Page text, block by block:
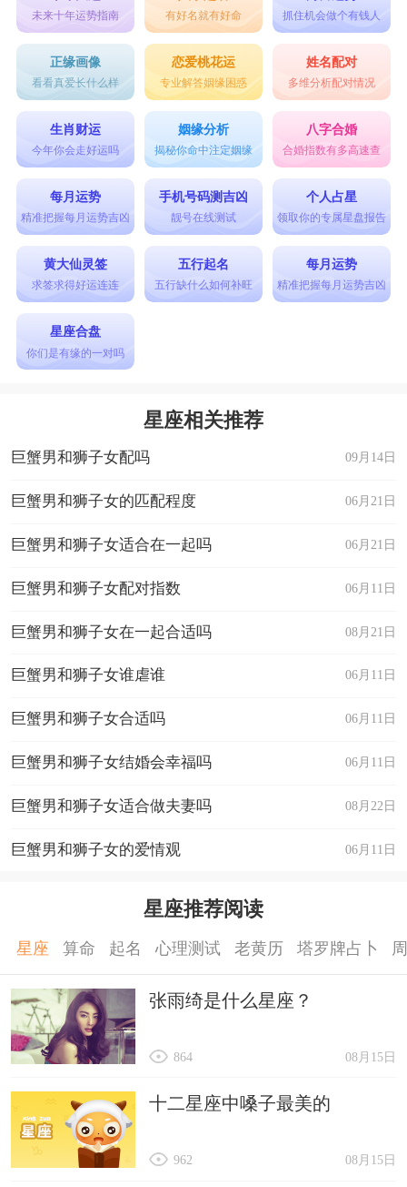
未来十年运势指南 有好名就有好命 抓住机会做个有钱人
正缘画像
看看真爱长什么样
恋爱桃花运
专业解答姻缘困惑
姓名配对
多维分析配对情况
生肖财运
今年你会走好运吗
姻缘分析
揭秘你命中注定姻缘
八字合婚
合婚指数有多高速查
每月运势
精准把握每月运势吉凶
手机号码测吉凶
靓号在线测试
个人占星
领取你的专属星盘报告
黄大仙灵签
求签求得好运连连
五行起名
五行缺什么如何补旺
每月运势
精准把握每月运势吉凶
星座合盘
你们是有缘的一对吗
星座相关推荐
09月14日
巨蟹男和狮子女配吗
06月21日
巨蟹男和狮子女的匹配程度
06月21日
巨蟹男和狮子女适合在一起吗
06月11日
巨蟹男和狮子女配对指数
08月21日
巨蟹男和狮子女在一起合适吗
06月11日
巨蟹男和狮子女谁虐谁
06月11日
巨蟹男和狮子女合适吗
06月11日
巨蟹男和狮子女结婚会幸福吗
08月22日
巨蟹男和狮子女适合做夫妻吗
06月11日
巨蟹男和狮子女的爱情观
星座推荐阅读
星座 算命 起名 心理测试 老黄历 塔罗牌占卜
张雨绮是什么星座？
08月15日
864
十二星座中嗓子最美的
08月15日
962